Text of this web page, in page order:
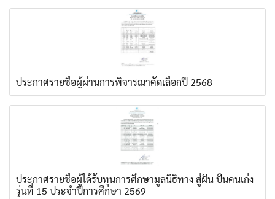
ประกาศรายชื่อผู้ผ่านการพิจารณาคัดเลือกปี 2568
ประกาศรายชื่อผู้ได้รับทุนการศึกษามูลนิธิทาง สู่ฝัน ปั้นคนเก่ง
รุ่นที่ 15 ประจำปีการศึกษา 2569